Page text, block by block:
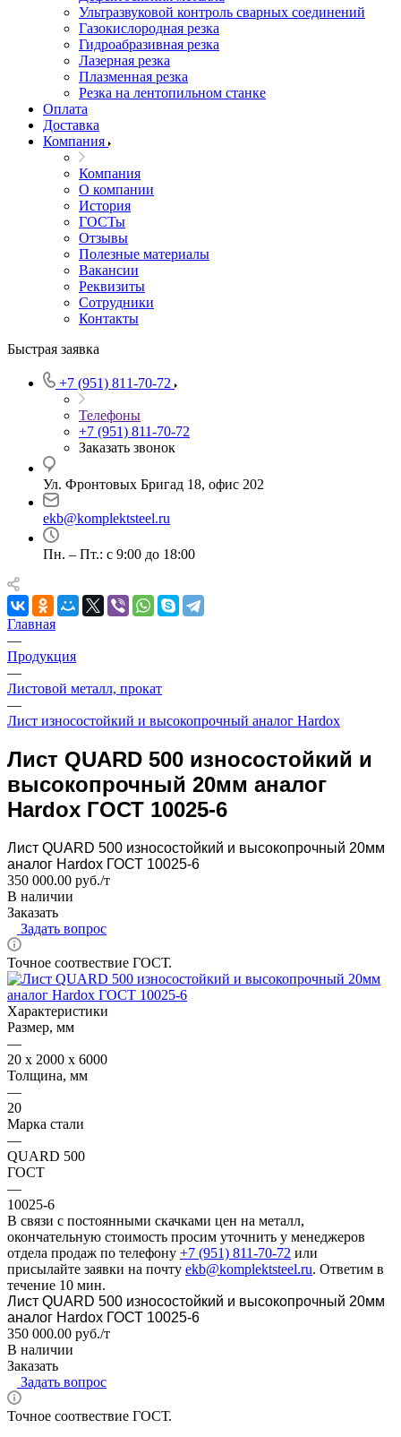
Ультразвуковой контроль сварных соединений
Газокислородная резка
Гидроабразивная резка
Лазерная резка
Плазменная резка
Резка на лентопильном станке
Оплата
Доставка
Компания
Компания
О компании
История
ГОСТы
Отзывы
Полезные материалы
Вакансии
Реквизиты
Сотрудники
Контакты
Быстрая заявка
+7 (951) 811-70-72
Телефоны
+7 (951) 811-70-72
Заказать звонок
Ул. Фронтовых Бригад 18, офис 202
ekb@komplektsteel.ru
Пн. – Пт.: с 9:00 до 18:00
Главная
—
Продукция
—
Листовой металл, прокат
—
Лист износостойкий и высокопрочный аналог Hardox
Лист QUARD 500 износостойкий и
высокопрочный 20мм аналог
Hardox ГОСТ 10025-6
Лист QUARD 500 износостойкий и высокопрочный 20мм
аналог Hardox ГОСТ 10025-6
350 000.00 руб./т
В наличии
Заказать
Задать вопрос
Точное соотвествие ГОСТ.
Характеристики
Размер, мм
—
20 x 2000 x 6000
Толщина, мм
—
20
Марка стали
—
QUARD 500
ГОСТ
—
10025-6
В связи с постоянными скачками цен на металл,
окончательную стоимость просим уточнить у менеджеров
отдела продаж по телефону +7 (951) 811-70-72 или
присылайте заявки на почту ekb@komplektsteel.ru. Ответим в
течение 10 мин.
Лист QUARD 500 износостойкий и высокопрочный 20мм
аналог Hardox ГОСТ 10025-6
350 000.00 руб./т
В наличии
Заказать
Задать вопрос
Точное соотвествие ГОСТ.